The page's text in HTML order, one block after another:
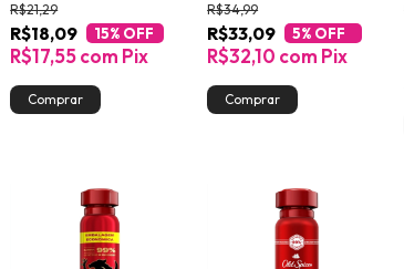
R$18,09
R$21,29
15% OFF
R$17,55com Pix
73g
R$33,09
R$34,99
5% OFF
R$32,10 com Pix